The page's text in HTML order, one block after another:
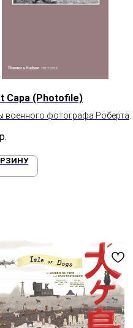
Capa (Photofile)
военного фотографа Роберта
р.